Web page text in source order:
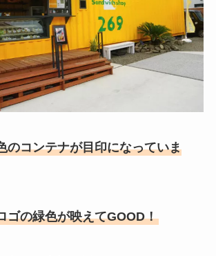
のコンテナが目印になっていま
ゴの緑色が映えてGOOD！